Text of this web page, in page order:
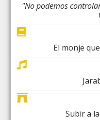
"No podemos
El monje
Subir a